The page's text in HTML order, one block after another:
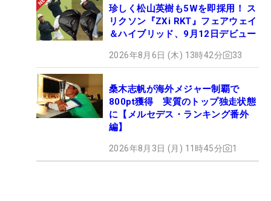
珍しく松山英樹も5Wを即採用！ ス
リクソン『ZXi RKT』フェアウェイ
＆ハイブリッド、9月12日デビュー
2026年8月6日 (木) 13時42分 33
桑木志帆が海外メジャー制覇で
800pt獲得 実質のトップ独走状態
に【メルセデス・ランキング番外
編】
2026年8月3日 (月) 11時45分 1